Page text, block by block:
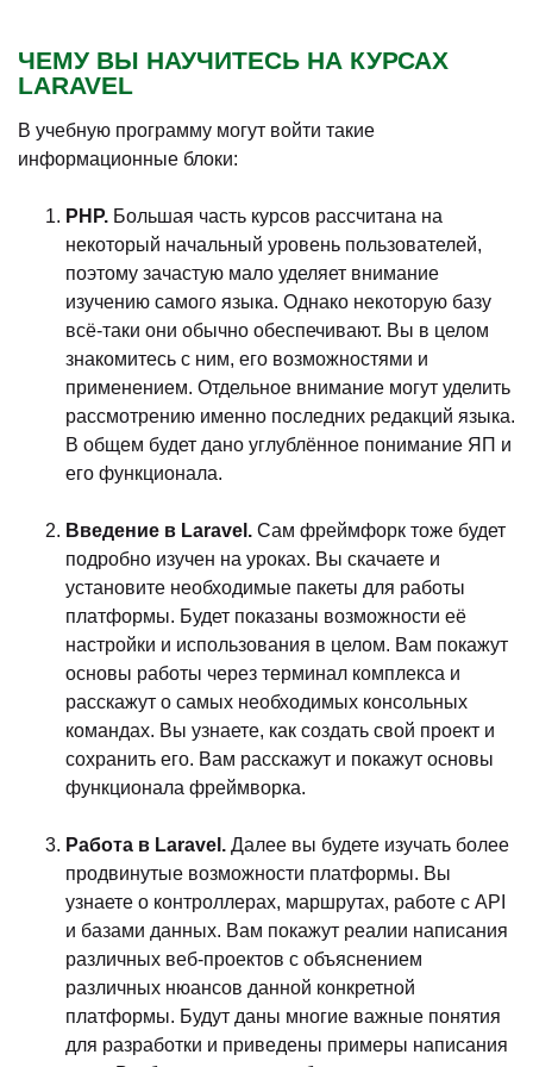
ЧЕМУ ВЫ НАУЧИТЕСЬ НА КУРСАХ
LARAVEL
В учебную программу могут войти такие
информационные блоки:
PHP. Большая часть курсов рассчитана на
некоторый начальный уровень пользователей,
поэтому зачастую мало уделяет внимание
изучению самого языка. Однако некоторую базу
всё-таки они обычно обеспечивают. Вы в целом
знакомитесь с ним, его возможностями и
применением. Отдельное внимание могут уделить
рассмотрению именно последних редакций языка.
В общем будет дано углублённое понимание ЯП и
его функционала.
Введение в Laravel. Сам фреймфорк тоже будет
подробно изучен на уроках. Вы скачаете и
установите необходимые пакеты для работы
платформы. Будет показаны возможности её
настройки и использования в целом. Вам покажут
основы работы через терминал комплекса и
расскажут о самых необходимых консольных
командах. Вы узнаете, как создать свой проект и
сохранить его. Вам расскажут и покажут основы
функционала фреймворка.
Работа в Laravel. Далее вы будете изучать более
продвинутые возможности платформы. Вы
узнаете о контроллерах, маршрутах, работе с API
и базами данных. Вам покажут реалии написания
различных веб-проектов с объяснением
различных нюансов данной конкретной
платформы. Будут даны многие важные понятия
для разработки и приведены примеры написания